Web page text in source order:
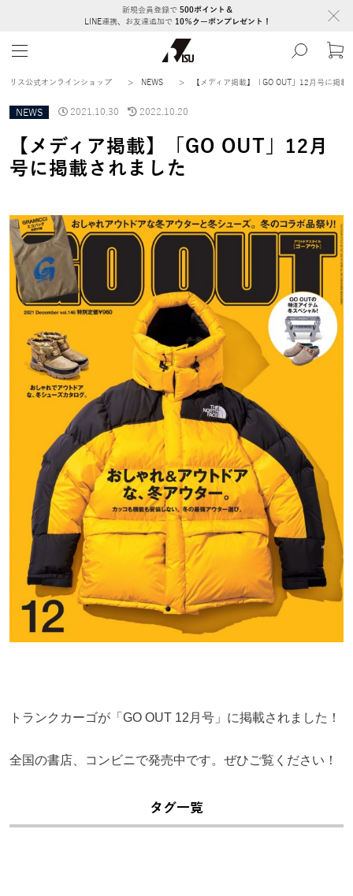
新規会員登録で 500ポイント＆
LINE連携、お友達追加で 10％クーポンプレゼント！
リス公式オンラインショップ > NEWS > 【メディア掲載】「GO OUT」12月号に掲載
NEWS 2021.10.30 2022.10.20
【メディア掲載】「GO OUT」12月
号に掲載されました
トランクカーゴが「GO OUT 12月号」に掲載されました！
全国の書店、コンビニで発売中です。ぜひご覧ください！
タグ一覧